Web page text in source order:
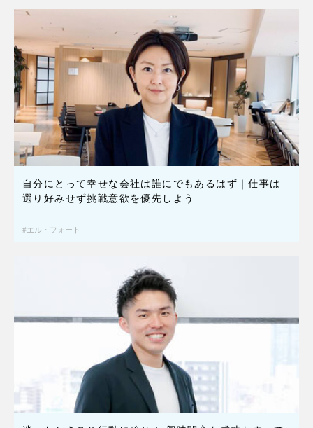
自分にとって幸せな会社は誰にでもあるはず｜仕事は
選り好みせず挑戦意欲を優先しよう
エル・フォート